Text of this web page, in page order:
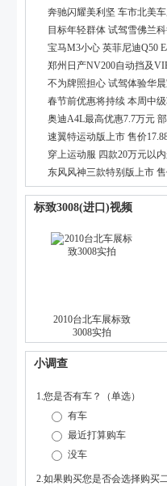
奔驰闪耀美利坚 车市北美
目标年轻群体 试驾雪佛兰
宝马M3小心 英菲尼迪Q50
郑州日产NV200自动挡及
不为牌照担心 试驾体验华晨
春节前优惠将持续 本周中
奥迪A4L最高优惠7.7万元
速翼特运动版上市 售价
穿上运动服 四款20万元以
东风风神三款特别版上市
标致3008(进口)视频
2010台北车展标致
3008实拍